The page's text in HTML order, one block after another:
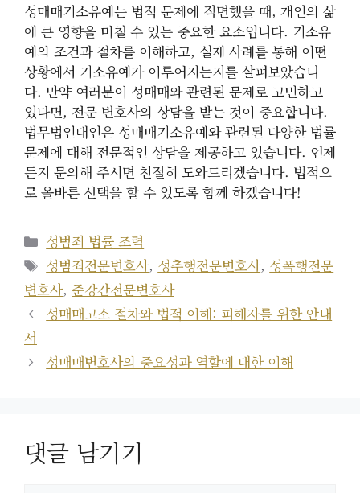
성매매기소유예는 법적 문제에 직면했을 때, 개인의 삶
에 큰 영향을 미칠 수 있는 중요한 요소입니다. 기소유
예의 조건과 절차를 이해하고, 실제 사례를 통해 어떤
상황에서 기소유예가 이루어지는지를 살펴보았습니
다. 만약 여러분이 성매매와 관련된 문제로 고민하고
있다면, 전문 변호사의 상담을 받는 것이 중요합니다.
법무법인대인은 성매매기소유예와 관련된 다양한 법률
문제에 대해 전문적인 상담을 제공하고 있습니다. 언제
든지 문의해 주시면 친절히 도와드리겠습니다. 법적으
로 올바른 선택을 할 수 있도록 함께 하겠습니다!
카
테
고
리
성범죄 법률 조력
태
그
성범죄전문변호사, 성추행전문변호사, 성폭행전문
변호사, 준강간전문변호사
성매매고소 절차와 법적 이해: 피해자를 위한 안내
서
성매매변호사의 중요성과 역할에 대한 이해
댓글 남기기